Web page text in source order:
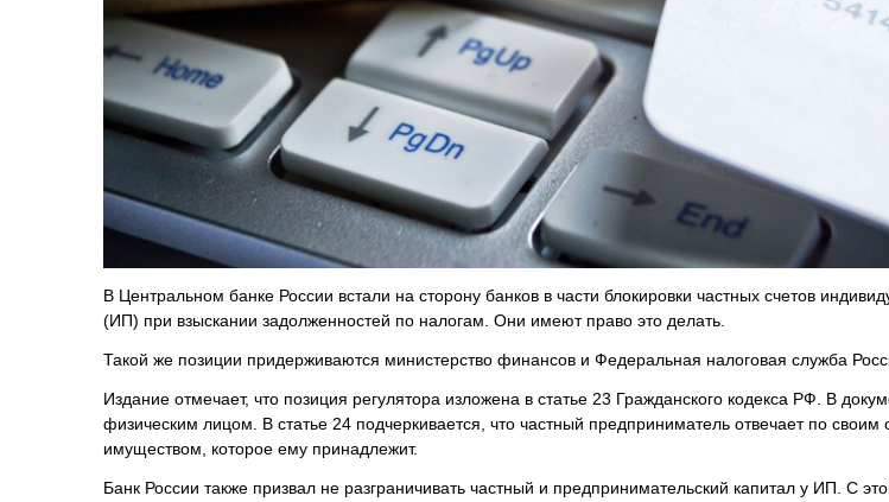
В Центральном банке России встали на сторону банков в части блокировки частных счетов
(ИП) при взыскании задолженностей по налогам. Они имеют право это делать.
Такой же позиции придерживаются министерство финансов и Федеральная налоговая служба
Издание отмечает, что позиция регулятора изложена в статье 23 Гражданского кодекса РФ. В
физическим лицом. В статье 24 подчеркивается, что частный предприниматель отвечает по своим
имуществом, которое ему принадлежит.
Банк России также призвал не разграничивать частный и предпринимательский капитал у ИП. С